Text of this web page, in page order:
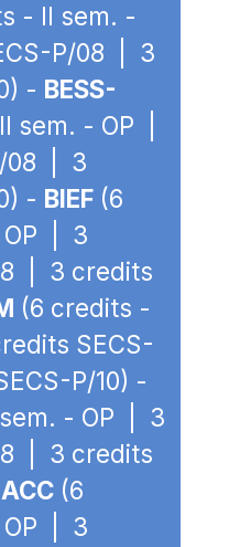
- II sem. -
P/08 | 3
- BESS-
sem. - OP |
08 | 3
- BIEF (6
OP | 3
| 3 credits
(6 credits -
SECS-
P/10) -
- OP | 3
| 3 credits
(6
OP | 3